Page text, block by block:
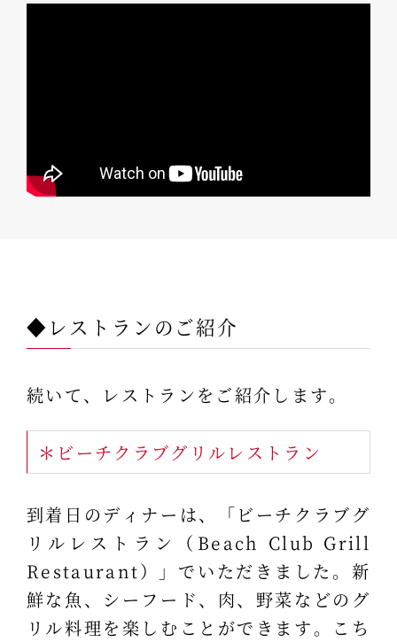
◆レストランのご紹介
続いて、レストランをご紹介します。
＊ビーチクラブグリルレストラン
到着日のディナーは、「ビーチクラブグ
リルレストラン（Beach Club Grill
Restaurant）」でいただきました。新
鮮な魚、シーフード、肉、野菜などのグ
リル料理を楽しむことができます。こち